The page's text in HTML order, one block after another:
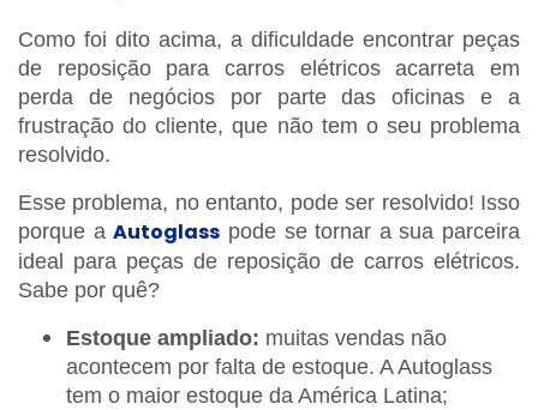
Como foi dito acima, a dificuldade encontrar peças
de reposição para carros elétricos acarreta em
perda de negócios por parte das oficinas e a
frustração do cliente, que não tem o seu problema
resolvido.
Esse problema, no entanto, pode ser resolvido! Isso
porque aAutoglass pode se tornar a sua parceira
ideal para peças de reposição de carros elétricos.
Sabe por quê?
Estoque ampliado: muitas vendas não
acontecem por falta de estoque. A Autoglass
tem o maior estoque da América Latina;